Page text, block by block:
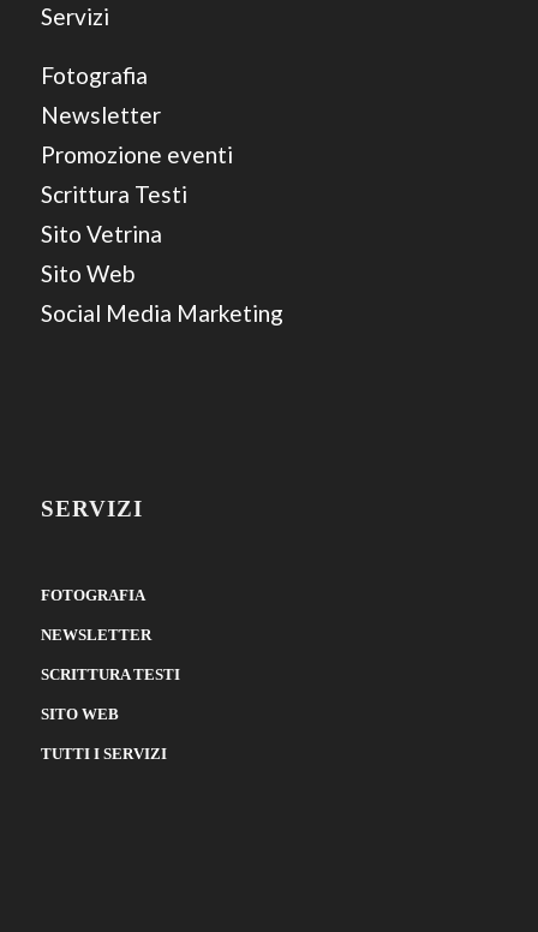
Servizi
Fotografia
Newsletter
Promozione eventi
Scrittura Testi
Sito Vetrina
Sito Web
Social Media Marketing
SERVIZI
FOTOGRAFIA
NEWSLETTER
SCRITTURA TESTI
SITO WEB
TUTTI I SERVIZI